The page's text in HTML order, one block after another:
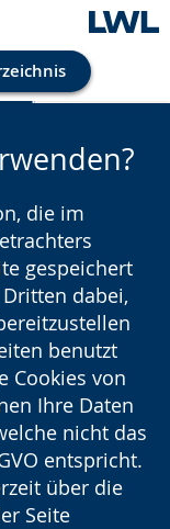
die im
gespeichert
dabei,
benutzt
Cookies von
Ihre Daten
nicht das
entspricht.
über die
Seite